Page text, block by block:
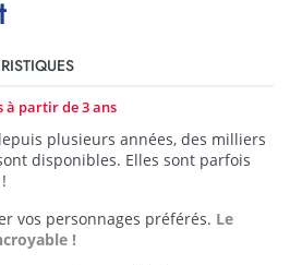
à partir de 3 ans
plusieurs années, des milliers
disponibles. Elles sont parfois
vos personnages préférés. Le
!